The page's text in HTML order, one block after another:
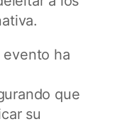
evento ha
que
su